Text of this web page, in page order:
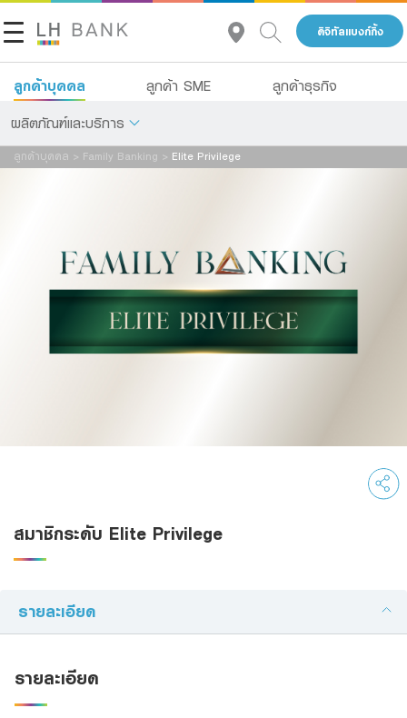
ดิจิทัลแบงก์กิ้ง
ลูกค้าบุคคล ลูกค้า SME ลูกค้าธุรกิจ
ผลิตภัณฑ์และบริการ
เกี่ยวกับเรา
ติดต่อเรา
กลุ่มธุรกิจทางการเงินแลนด์ แอนด์ เฮ้าส์
ประกัน
การลงทุน
บริการ
ลูกค้าบุคคล > Family Banking > Elite Privilege
สมาชิกระดับ Elite Privilege
รายละเอียด
รายละเอียด